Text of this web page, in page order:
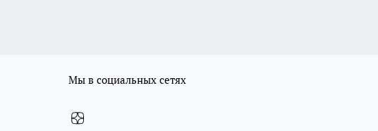
Мы в социальных сетях